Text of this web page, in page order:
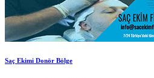
Saç Ekimi Donör Bölge